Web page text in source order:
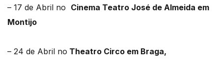
– 17 de Abril no Cinema Teatro José de Almeida em
Montijo
– 24 de Abril no Theatro Circo em Braga,